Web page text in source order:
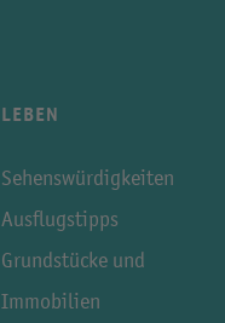
LEBEN
Sehenswürdigkeiten
Ausflugstipps
Grundstücke und
Immobilien